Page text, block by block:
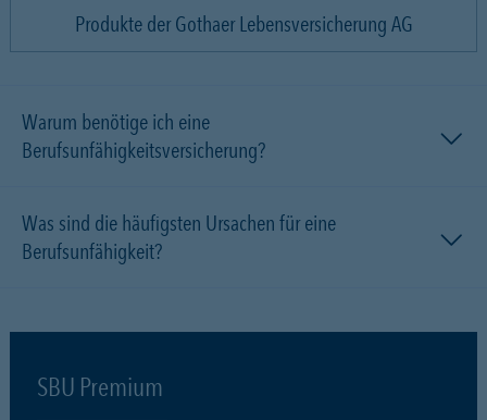
Produkte der Gothaer Lebensversicherung AG
Warum benötige ich eine
Berufsunfähigkeitsversicherung?
Was sind die häufigsten Ursachen für eine
Berufsunfähigkeit?
SBU Premium